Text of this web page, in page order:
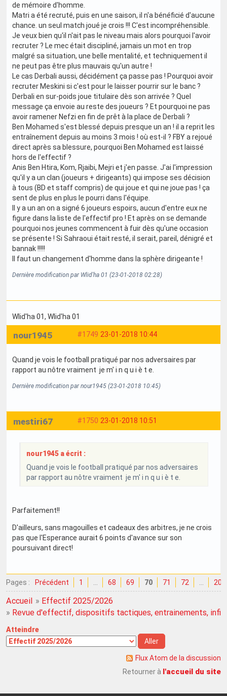
de mémoire d'homme.
Matri a été recruté, puis en une saison, il n'a bénéficié d'aucune
chance. un seul match joué je crois !!! C'est incompréhensible.
Je veux bien qu'il n'ait pas le niveau mais alors pourquoi l'avoir
recruter ? Le mec était discipliné, jamais un mot en trop
malgré sa situation, une belle mentalité, et techniquement il
ne peut pas être plus mauvais qu'un autre !
Le cas Derbali aussi, décidément ça passe pas ! Pourquoi avoir
recruter Meskini si c'est pour le laisser pourrir sur le banc ?
Derbali en sur-poids joue titulaire dès son arrivée ? Quel
message ça envoie au reste des joueurs ? Et pourquoi ne pas
avoir ramener Nefzi en fin de prêt à la place de Derbali ?
Ben Mohamed s'est blessé depuis presque un an ! il a reprit les
entraînement depuis au moins 3 mois ! où est-il ? FBY a rejoué
direct après sa blessure, pourquoi Ben Mohamed est laissé
hors de l'effectif ?
Anis Ben Htira, Kom, Rjaibi, Mejri et j'en passe. J'ai l'impression
qu'il y a un clan (joueurs + dirigeants) qui impose ses décision
à tous (BD et staff compris) de qui joue et qui ne joue pas ! ça
sent de plus en plus le pourri dans l'équipe.
Il y a un an on a signé 6 joueurs espoirs, aucun d'entre eux ne
figure dans la liste de l'effectif pro ! Et après on se demande
pourquoi nos jeunes commencent à fuir dès qu'une occasion
se présente ! Si Sahraoui était resté, il serait, pareil, dénigré et
bannak !!!!!
Il faut un changement d'homme dans la sphère dirigeante !
Dernière modification par Wlid'ha 01 (23-01-2018 02:28)
Wlid'ha 01, Wlid'ha 01
#1749 23-01-2018 10:44
nour1945
Quand je vois le football pratiqué par nos adversaires par
rapport au nôtre vraiment je m' i n q u i è t e.
Dernière modification par nour1945 (23-01-2018 10:45)
#1750 23-01-2018 10:51
mestiri67
nour1945 a écrit :
Quand je vois le football pratiqué par nos adversaires
par rapport au nôtre vraiment je m' i n q u i è t e.
Parfaitement!!
D'ailleurs, sans magouilles et cadeaux des arbitres, je ne crois
pas que l'Esperance aurait 6 points d'avance sur son
poursuivant direct!
Pages : Précédent 1 … 68 69 70 71 72 … 202
Accueil » Effectif 2025/2026
» Revue d'effectif, dispositifs tactiques, entrainements,
Atteindre
Flux Atom de la discussion
Retourner à l'accueil du site